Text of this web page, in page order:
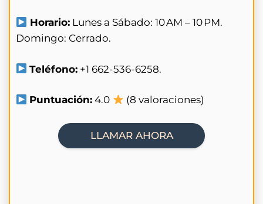
Horario: Lunes a Sábado: 10 AM – 10 PM.
Domingo: Cerrado.
Teléfono: +1 662-536-6258.
Puntuación: 4.0 (8 valoraciones)
LLAMAR AHORA